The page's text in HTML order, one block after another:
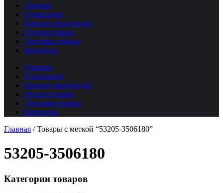
Главная
О магазине
Каталог продукции
Оплата товара
Доставка товара
Контакты
Главная
О магазине
Каталог продукции
Оплата товара
Доставка товара
Контакты
Главная /Товары с меткой “53205-3506180”
53205-3506180
Категории товаров